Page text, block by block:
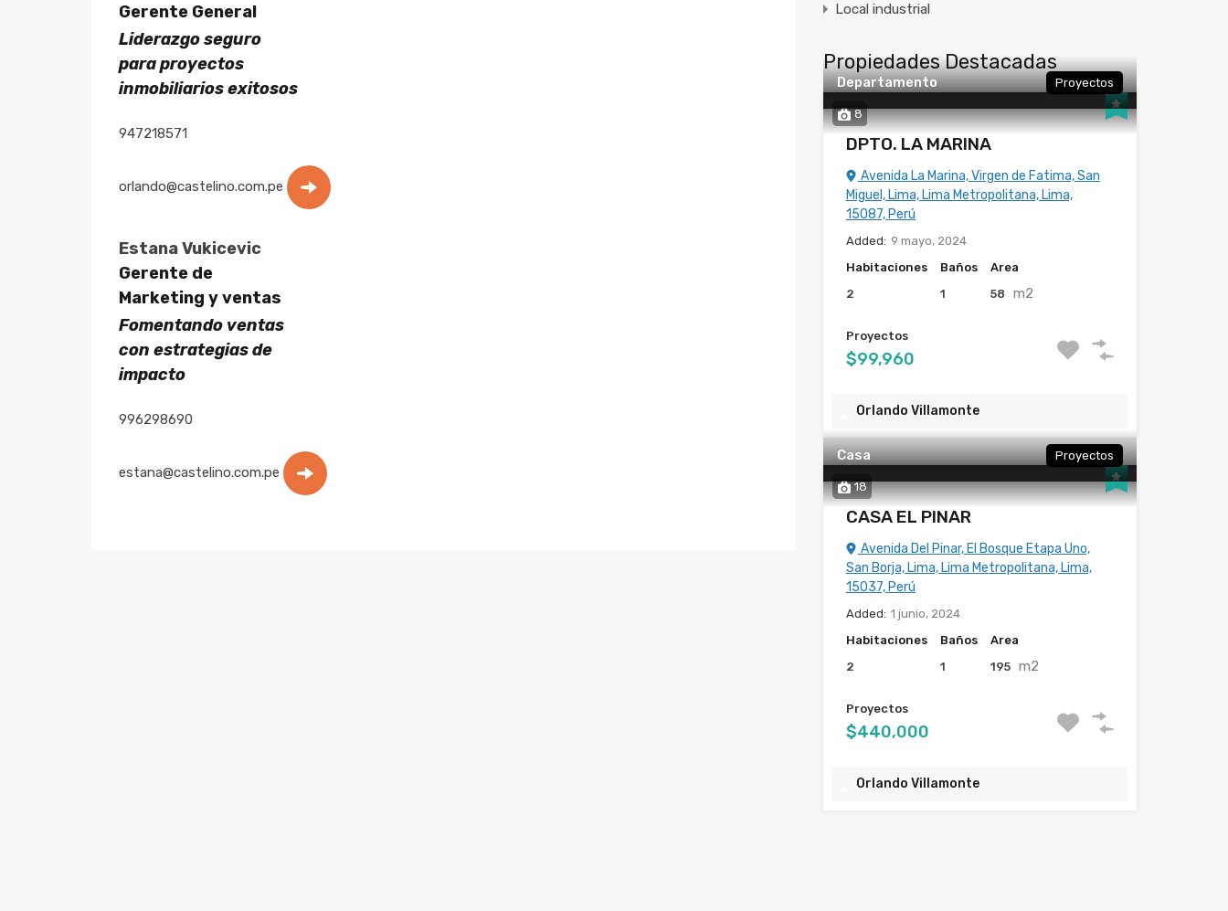
Gerente General
Liderazgo seguro
para proyectos
inmobiliarios exitosos
947218571
orlando@castelino.com.pe
Estana Vukicevic
Gerente de
Marketing y ventas
Fomentando ventas
con estrategias de
impacto
996298690
estana@castelino.com.pe
Local industrial
Propiedades Destacadas
8
Departamento Proyectos
DPTO. LA MARINA
Avenida La Marina, Virgen de Fatima, San
Miguel, Lima, Lima Metropolitana, Lima,
15087, Perú
Added: 9 mayo, 2024
Habitaciones
2
Baños
1
Area
58
m2
Proyectos
$99,960
Orlando Villamonte
18
Casa Proyectos
CASA EL PINAR
Avenida Del Pinar, El Bosque Etapa Uno,
San Borja, Lima, Lima Metropolitana, Lima,
15037, Perú
Added: 1 junio, 2024
Habitaciones
2
Baños
1
Area
195
m2
Proyectos
$440,000
Orlando Villamonte